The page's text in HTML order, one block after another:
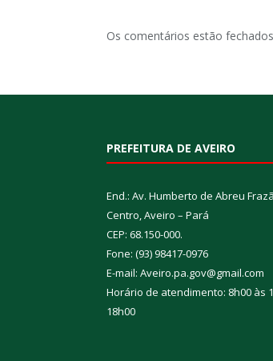
Os comentários estão
PREFEITURA DE AVEIRO
End.: Av. Humberto de Abreu
Centro, Aveiro – Pará
CEP: 68.150-000.
Fone: (93) 98417-0976
E-mail: Aveiro.pa.gov@gmail.com
Horário de atendimento: 8h00 às
18h00